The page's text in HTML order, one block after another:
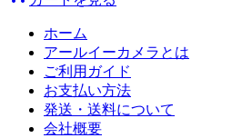
ホーム
アールイーカメラとは
ご利用ガイド
お支払い方法
発送・送料について
会社概要